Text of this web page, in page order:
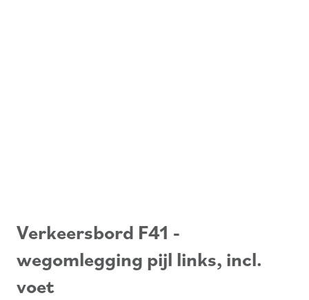
Verkeersbord F41 -
wegomlegging pijl links, incl.
voet